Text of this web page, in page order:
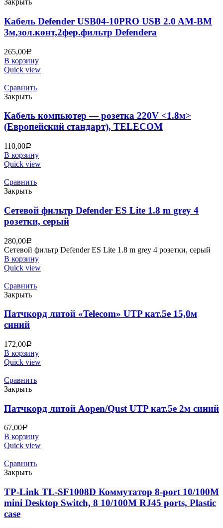
Закрыть
Кабель Defender USB04-10PRO USB 2.0 AM-BM
3м,зол.конт,2фер.фильтр Defenderа
265,00Р
В корзину
Quick view
Сравнить
Закрыть
Кабель компьютер — розетка 220V <1.8м>
(Европейский стандарт), TELECOM
110,00Р
В корзину
Quick view
Сравнить
Закрыть
Сетевой фильтр Defender ES Lite 1.8 m grey 4
розетки, серый
280,00Р
Сетевой фильтр Defender ES Lite 1.8 m grey 4 розетки, серый
В корзину
Quick view
Сравнить
Закрыть
Патчкорд литой «Telecom» UTP кат.5е 15,0м
синий
172,00Р
В корзину
Quick view
Сравнить
Закрыть
Патчкорд литой Aopen/Qust UTP кат.5е 2м синий
67,00Р
В корзину
Quick view
Сравнить
Закрыть
TP-Link TL-SF1008D Коммутатор 8-port 10/100M
mini Desktop Switch, 8 10/100M RJ45 ports, Plastic
case